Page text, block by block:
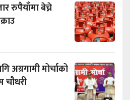
रुपैयाँमा बेच्ने
अग्रगामी मोर्चाको
चौधरी